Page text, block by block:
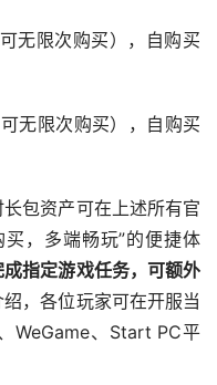
无限次购买），自购买
无限次购买），自购买
包资产可在上述所有官
，多端畅玩”的便捷体
指定游戏任务， 可额外
，各位玩家可在开服当
WeGame、Start PC平